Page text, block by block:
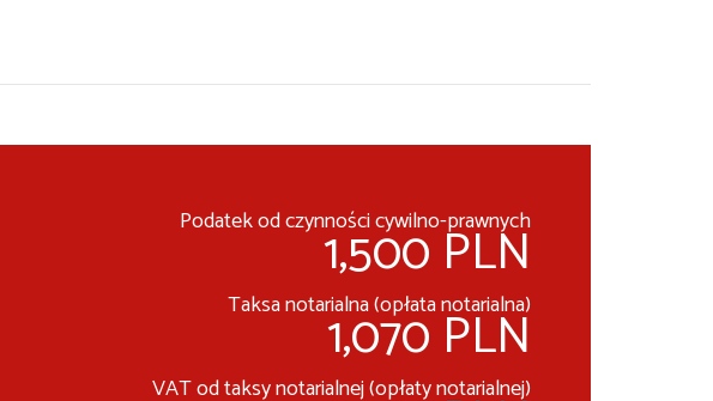
Podatek od czynności cywilno-prawnych
1,500 PLN
Taksa notarialna (opłata notarialna)
1,070 PLN
VAT od taksy notarialnej (opłaty notarialnej)